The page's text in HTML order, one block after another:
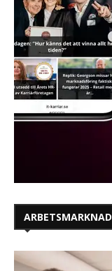
ARBETSMARKNAD